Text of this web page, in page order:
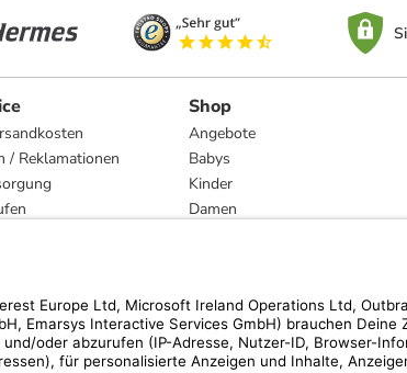
/ Reklamationen
Shop
Angebote
Babys
Kinder
Damen
Marken